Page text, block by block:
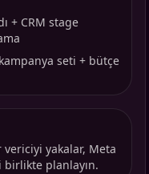
+ CRM stage
seti + bütçe
vericiyi yakalar, Meta
planlayın.